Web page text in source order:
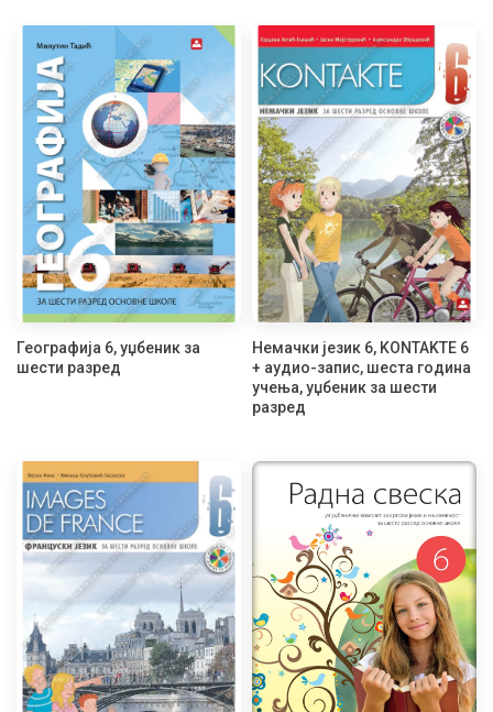
Географија 6, уџбеник за
шести разред
Немачки језик 6, KONTAKTE 6
+ аудио-запис, шеста година
учења, уџбеник за шести
разред